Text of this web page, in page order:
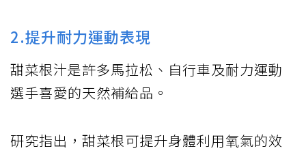
2.提升耐力運動表現
甜菜根汁是許多馬拉松、自行車及耐力運動
選手喜愛的天然補給品。
研究指出，甜菜根可提升身體利用氧氣的效